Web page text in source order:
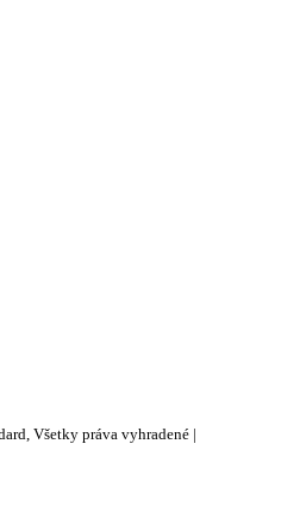
Všetky práva vyhradené |